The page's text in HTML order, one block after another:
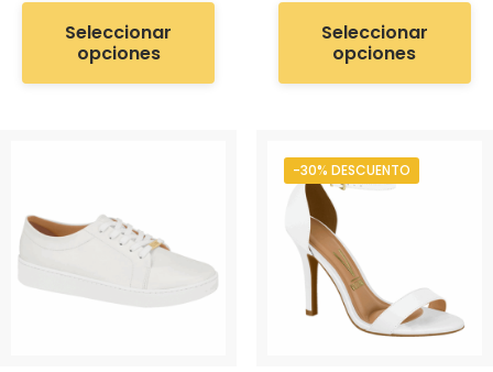
Seleccionar
opciones
Seleccionar
opciones
-30% DESCUENTO